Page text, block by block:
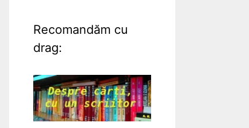
Recomandăm cu
drag: